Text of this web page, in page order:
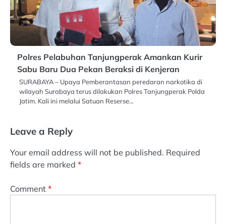
Polres Pelabuhan Tanjungperak Amankan Kurir
Sabu Baru Dua Pekan Beraksi di Kenjeran
SURABAYA – Upaya Pemberantasan peredaran narkotika di
wilayah Surabaya terus dilakukan Polres Tanjungperak Polda
Jatim. Kali ini melalui Satuan Reserse…
Leave a Reply
Your email address will not be published. Required
fields are marked *
Comment *